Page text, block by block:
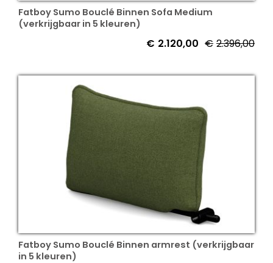
Fatboy Sumo Bouclé Binnen Sofa Medium
(verkrijgbaar in 5 kleuren)
€ 2.396,00
€ 2.120,00
Fatboy Sumo Bouclé Binnen armrest (verkrijgbaar
in 5 kleuren)